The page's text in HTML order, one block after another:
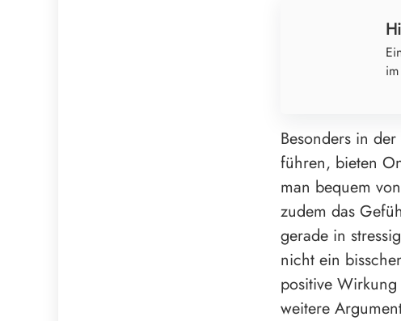
Besonders in
führen, bieten
man bequem
zudem das
gerade in
nicht ein
positive
weitere